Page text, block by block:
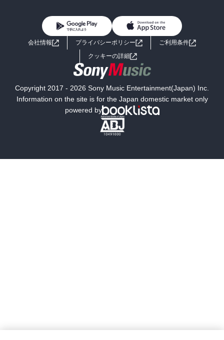
ライトノベル 男子向けラノベ
小説
海外小説
ミステリー SF
文学
芸術・アート 映画・音楽・演劇
よくあるご質問 お問い合わせ
会社情報 プライバシーポリシー
ご利用条件
クッキーの詳細
Copyright 2017 - 2026 Sony Music Entertainment(Japan) Inc.
Information on the site is for the Japan domestic market only
powered by